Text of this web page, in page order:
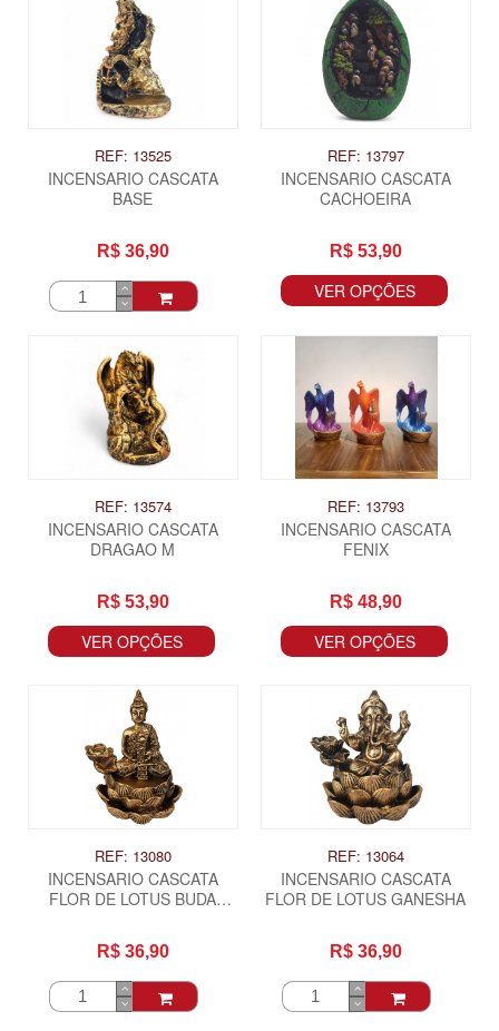
REF: 13525
INCENSARIO CASCATA
BASE
R$ 36,90
REF: 13797
INCENSARIO CASCATA
CACHOEIRA
R$ 53,90
VER OPÇÕES
REF: 13574
INCENSARIO CASCATA
DRAGAO M
R$ 53,90
VER OPÇÕES
REF: 13793
INCENSARIO CASCATA
FENIX
R$ 48,90
VER OPÇÕES
REF: 13080
INCENSARIO CASCATA
FLOR DE LOTUS BUDA
R$ 36,90
REF: 13064
INCENSARIO CASCATA
FLOR DE LOTUS GANESHA
R$ 36,90